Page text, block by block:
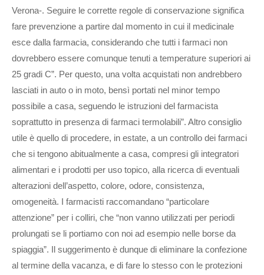
Verona-. Seguire le corrette regole di conservazione significa
fare prevenzione a partire dal momento in cui il medicinale
esce dalla farmacia, considerando che tutti i farmaci non
dovrebbero essere comunque tenuti a temperature superiori ai
25 gradi C”. Per questo, una volta acquistati non andrebbero
lasciati in auto o in moto, bensì portati nel minor tempo
possibile a casa, seguendo le istruzioni del farmacista
soprattutto in presenza di farmaci termolabili”. Altro consiglio
utile è quello di procedere, in estate, a un controllo dei farmaci
che si tengono abitualmente a casa, compresi gli integratori
alimentari e i prodotti per uso topico, alla ricerca di eventuali
alterazioni dell’aspetto, colore, odore, consistenza,
omogeneità. I farmacisti raccomandano “particolare
attenzione” per i colliri, che “non vanno utilizzati per periodi
prolungati se li portiamo con noi ad esempio nelle borse da
spiaggia”. Il suggerimento è dunque di eliminare la confezione
al termine della vacanza, e di fare lo stesso con le protezioni